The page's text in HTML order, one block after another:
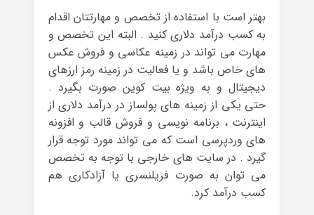
بهتر است با استفاده از تخصص و مهارتتان اقدام
به کسب درآمد دلاری کنید . البته این تخصص و
مهارت می تواند در زمینه عکاسی و فروش عکس
های خاص باشد و یا فعالیت در زمینه رمز ارزهای
دیجیتال و به ویژه بیت کوین صورت بگیرد .
حتی یکی از زمینه های پولساز در درآمد دلاری از
اینترنت ، برنامه نویسی و فروش قالب و افزونه
های وردپرسی است که می تواند مورد توجه قرار
گیرد . در سایت های خارجی با توجه به تخصص
می توان به صورت فریلنسری یا آزادکاری هم
کسب درآمد کرد.